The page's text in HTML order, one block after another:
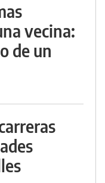
vecina:
de un